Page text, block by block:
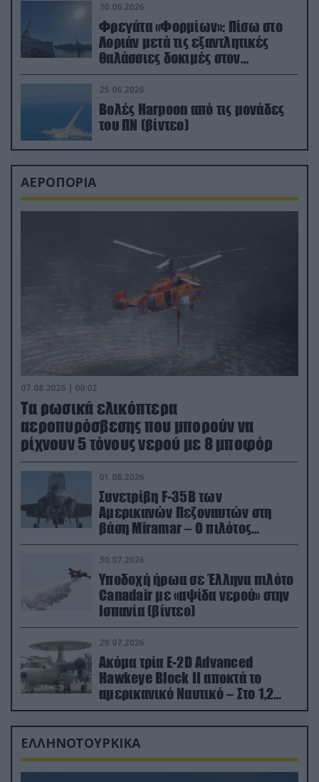
30.06.2026
Φρεγάτα «Φορμίων»: Πίσω στο
Λοριάν μετά τις εξαντλητικές
θαλάσσιες δοκιμές στον
απαιτητικό Βισκαϊκό
25.06.2026
Βολές Harpoon από τις μονάδες
του ΠΝ (βίντεο)
ΑΕΡΟΠΟΡΙΑ
07.08.2026 | 00:02
Τα ρωσικά ελικόπτερα
αεροπυρόσβεσης που μπορούν να
ρίχνουν 5 τόνους νερού με 8 μποφόρ
01.08.2026
Συνετρίβη F-35B των
Αμερικανών Πεζοναυτών στη
βάση Miramar – Ο πιλότος
εκτινάχθηκε εγκαίρως
30.07.2026
Υποδοχή ήρωα σε Έλληνα πιλότο
Canadair με «αψίδα νερού» στην
Ισπανία (βίντεο)
29.07.2026
Ακόμα τρία E-2D Advanced
Hawkeye Block II αποκτά το
αμερικανικό Ναυτικό – Στο 1,2
δισ.δολάρια το κόστος
ΕΛΛΗΝΟΤΟΥΡΚΙΚΑ